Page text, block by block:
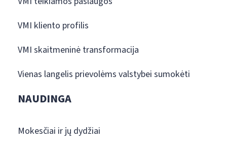
VMI kliento profilis
VMI skaitmeninė transformacija
Vienas langelis prievolėms valstybei sumokėti
NAUDINGA
Mokesčiai ir jų dydžiai